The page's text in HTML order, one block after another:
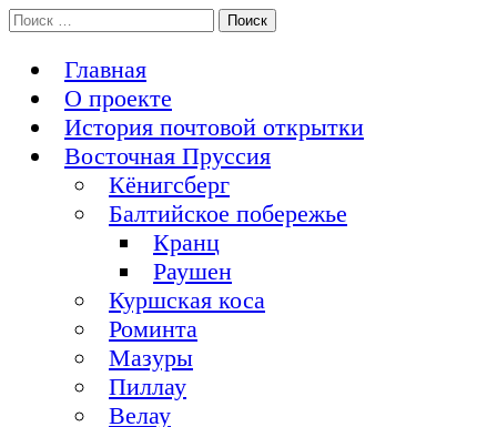
Перейти
к
История Восточной Пруссии в почтовых открытках и не
Поиск:
Главная
О проекте
История почтовой открытки
Восточная Пруссия
Кёнигсберг
Балтийское побережье
Кранц
Раушен
Куршская коса
Роминта
Мазуры
Пиллау
Велау